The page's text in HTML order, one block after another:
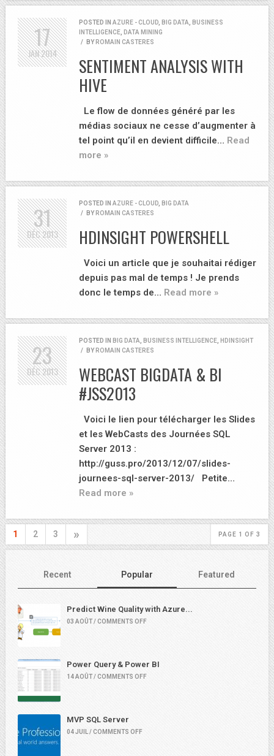
POSTED IN AZURE - CLOUD BIG DATA
BUSINESS
INTELLIGENCE
DATA MINING
/
BY ROMAIN CASTERES
SENTIMENT ANALYSIS WITH
HIVE
Le flow de données généré par les
médias sociaux ne cesse d’augmenter à
tel point qu’il en devient difficile… Read
more »
17
JAN2014
POSTED IN AZURE - CLOUD
BIG DATA
/
BY ROMAIN CASTERES
HDINSIGHT POWERSHELL
Voici un article que je souhaitai rédiger
depuis pas mal de temps ! Je prends
donc le temps de… Read more »
31
DÉC2013
POSTED IN BIG DATA BUSINESS INTELLIGENCE
HDINSIGHT
/
BY ROMAIN CASTERES
WEBCAST BIGDATA & BI
#JSS2013
Voici le lien pour télécharger les Slides
et les WebCasts des Journées SQL
Server 2013 :
http://guss.pro/2013/12/07/slides-
journees-sql-server-2013/ Petite…
Read more »
23
DÉC2013
PAGE 1 OF 3
1 2 3 »
Recent Popular Featured
Predict Wine Quality with Azure...
03 AOÛT / COMMENTS OFF
Power Query & Power BI
14 AOÛT / COMMENTS OFF
MVP SQL Server
04 JUIL / COMMENTS OFF